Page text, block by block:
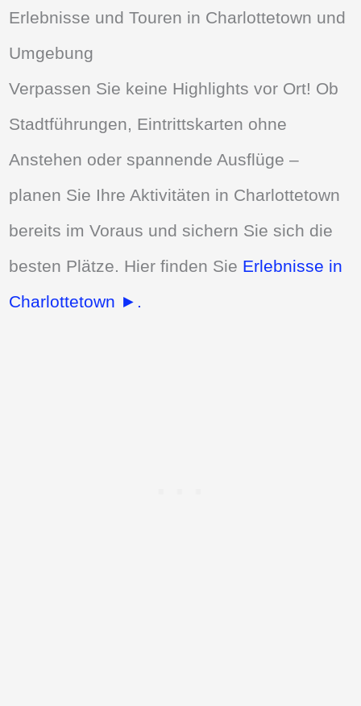
Erlebnisse und Touren in Charlottetown und
Umgebung
Verpassen Sie keine Highlights vor Ort! Ob
Stadtführungen, Eintrittskarten ohne
Anstehen oder spannende Ausflüge –
planen Sie Ihre Aktivitäten in Charlottetown
bereits im Voraus und sichern Sie sich die
besten Plätze. Hier finden Sie Erlebnisse in
Charlottetown ►.